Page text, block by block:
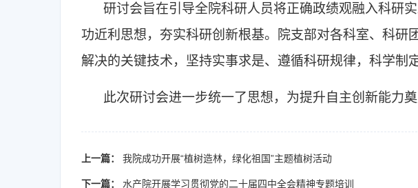
研讨会旨在引导全院科研人员将正确政绩观融入科研
功近利思想，夯实科研创新根基。院支部对各科室、科
解决的关键技术，坚持实事求是、遵循科研规律，科学制
此次研讨会进一步统一了思想，为提升自主创新能力奠
上一篇： 我院成功开展“植树造林，绿化祖国”主题植树活动
下一篇： 水产院开展学习贯彻党的二十届四中全会精神专题培训